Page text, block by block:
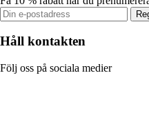
Håll kontakten
Följ oss på sociala medier